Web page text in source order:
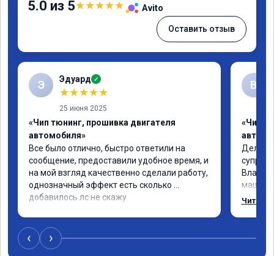
5.0 из 5★★★★★ Avito
Оставить отзыв
Э Эдуард ✓
★★★★★
25 июня 2025
«Чип тюнинг, прошивка двигателя
автомобиля»
Все было отлично, быстро ответили на
сообщение, предоставили удобное время, и
на мой взгляд качественно сделали работу,
однозначный эффект есть сколько
добавилось лс не скажу
В
«Чип
Делал
машина
Читать
‹ ›